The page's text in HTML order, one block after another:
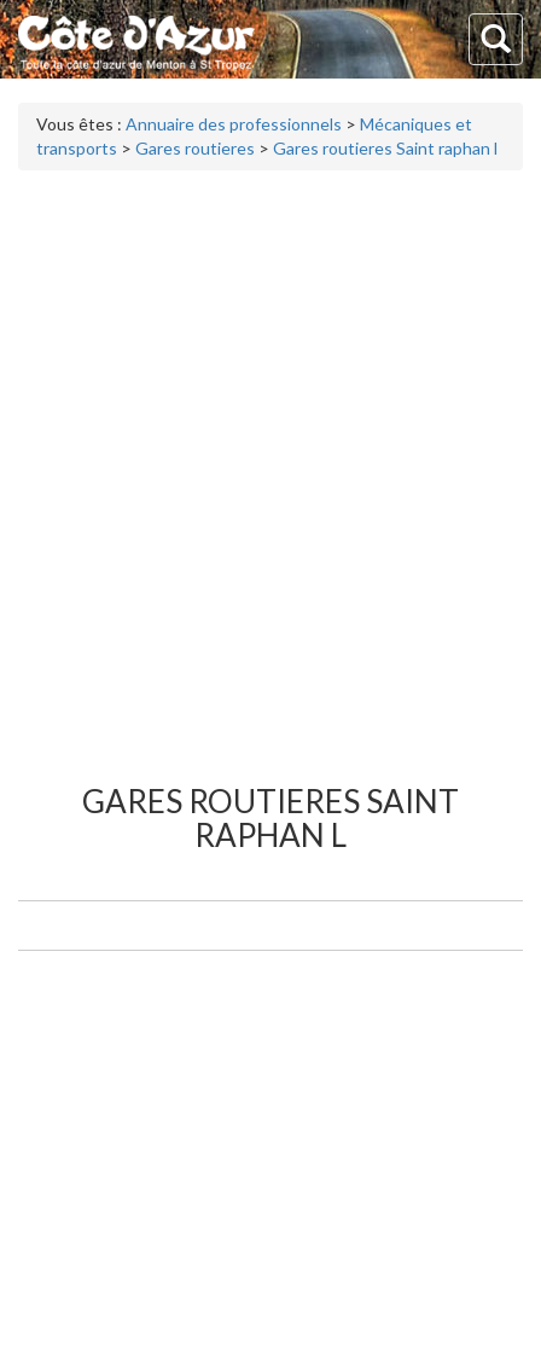
Vous êtes : Annuaire des professionnels > Mécaniques et
transports > Gares routieres > Gares routieres Saint raphan l
GARES ROUTIERES SAINT
RAPHAN L